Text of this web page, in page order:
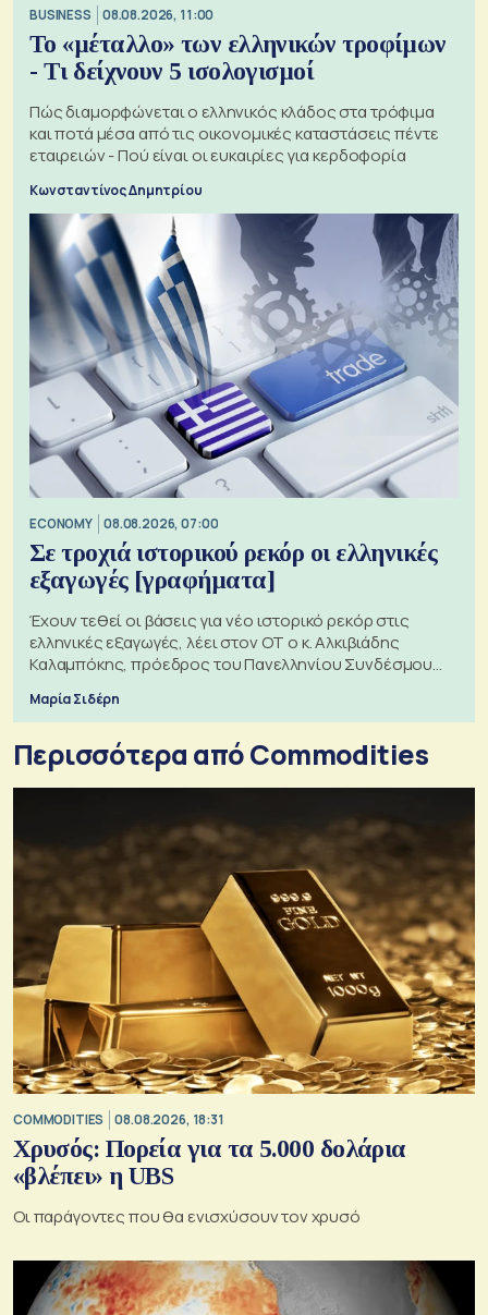
BUSINESS 08.08.2026, 11:00
Το «μέταλλο» των ελληνικών τροφίμων
- Τι δείχνουν 5 ισολογισμοί
Πώς διαμορφώνεται ο ελληνικός κλάδος στα τρόφιμα
και ποτά μέσα από τις οικονομικές καταστάσεις πέντε
εταιρειών - Πού είναι οι ευκαιρίες για κερδοφορία
Κωνσταντίνος Δημητρίου
ECONOMY 08.08.2026, 07:00
Σε τροχιά ιστορικού ρεκόρ οι ελληνικές
εξαγωγές [γραφήματα]
Έχουν τεθεί οι βάσεις για νέο ιστορικό ρεκόρ στις
ελληνικές εξαγωγές, λέει στον ΟΤ ο κ. Αλκιβιάδης
Καλαμπόκης, πρόεδρος του Πανελληνίου Συνδέσμου
Μαρία Σιδέρη
Περισσότερα από Commodities
COMMODITIES 08.08.2026, 18:31
Χρυσός: Πορεία για τα 5.000 δολάρια
«βλέπει» η UBS
Οι παράγοντες που θα ενισχύσουν τον χρυσό